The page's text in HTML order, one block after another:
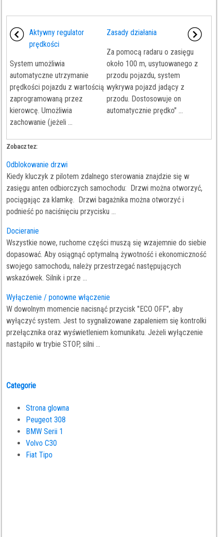
Aktywny regulator
prędkości
System umożliwia
automatyczne utrzymanie
prędkości pojazdu z wartością
zaprogramowaną przez
kierowcę. Umożliwia
zachowanie (jeżeli ...
Zasady działania
Za pomocą radaru o zasięgu
około 100 m, usytuowanego z
przodu pojazdu, system
wykrywa pojazd jadący z
przodu. Dostosowuje on
automatycznie prędko" ...
Zobacz tez:
Odblokowanie drzwi
Kiedy kluczyk z pilotem zdalnego sterowania znajdzie się w
zasięgu anten odbiorczych samochodu: Drzwi można otworzyć,
pociągając za klamkę. Drzwi bagażnika można otworzyć i
podnieść po naciśnięciu przycisku ...
Docieranie
Wszystkie nowe, ruchome części muszą się wzajemnie do siebie
dopasować. Aby osiągnąć optymalną żywotność i ekonomiczność
swojego samochodu, należy przestrzegać następujących
wskazówek. Silnik i prze ...
Wyłączenie / ponowne włączenie
W dowolnym momencie nacisnąć przycisk "ECO OFF", aby
wyłączyć system. Jest to sygnalizowane zapaleniem się kontrolki
przełącznika oraz wyświetleniem komunikatu. Jeżeli wyłączenie
nastąpiło w trybie STOP, silni ...
Categorie
Strona glowna
Peugeot 308
BMW Serii 1
Volvo C30
Fiat Tipo